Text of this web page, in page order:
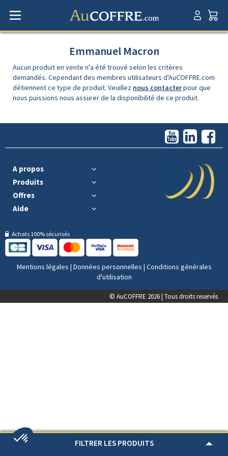
FILTRER LES PRODUITS
Emmanuel Macron
Aucun produit en vente n'a été trouvé selon les critères
demandés. Cependant des membres utilisateurs d'AuCOFFRE.com
détiennent ce type de produit. Veuillez nous contacterpour que
nous puissions nous assurer de la disponibilité de ce produit.
A propos
Produits
Offres
Aide
Achats 100% sécurisés
Mentions légales | Données personnelles | Conditions générales
d'utilisation
© AuCOFFRE 2026 | Tous droits reservés